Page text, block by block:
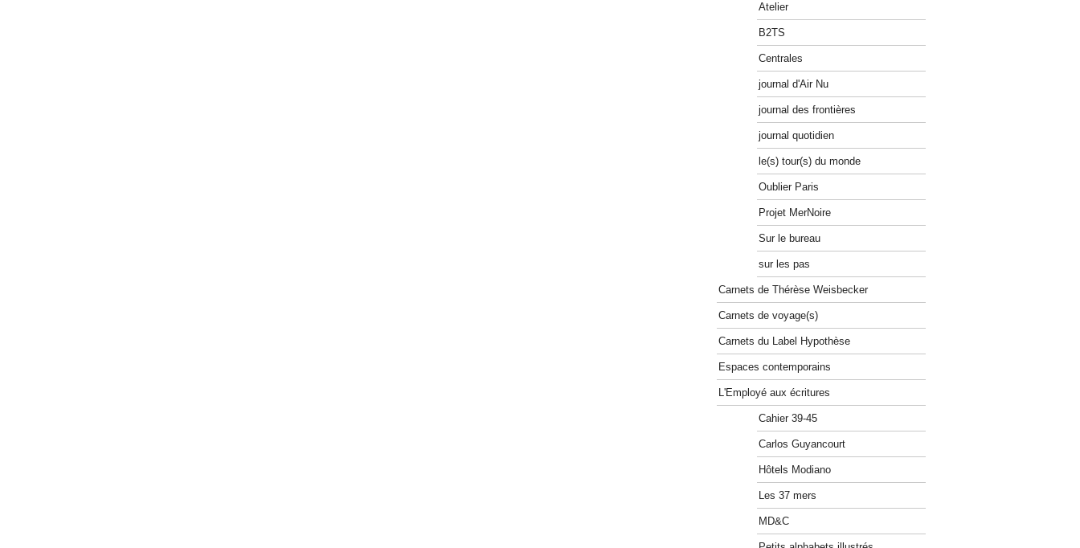
Atelier
B2TS
Centrales
journal d'Air Nu
journal des frontières
journal quotidien
le(s) tour(s) du monde
Oublier Paris
Projet MerNoire
Sur le bureau
sur les pas
Carnets de Thérèse Weisbecker
Carnets de voyage(s)
Carnets du Label Hypothèse
Espaces contemporains
L'Employé aux écritures
Cahier 39-45
Carlos Guyancourt
Hôtels Modiano
Les 37 mers
MD&C